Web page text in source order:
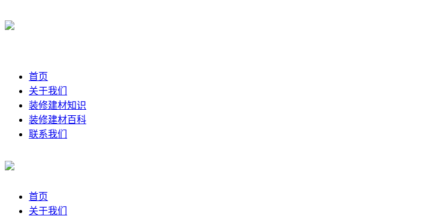
首页
关于我们
装修建材知识
装修建材百科
联系我们
首页
关于我们